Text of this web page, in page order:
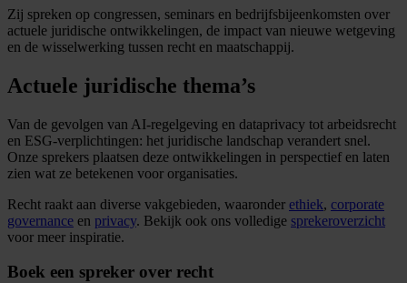
Zij spreken op congressen, seminars en bedrijfsbijeenkomsten over
actuele juridische ontwikkelingen, de impact van nieuwe wetgeving
en de wisselwerking tussen recht en maatschappij.
Actuele juridische thema’s
Van de gevolgen van AI-regelgeving en dataprivacy tot arbeidsrecht
en ESG-verplichtingen: het juridische landschap verandert snel.
Onze sprekers plaatsen deze ontwikkelingen in perspectief en laten
zien wat ze betekenen voor organisaties.
Recht raakt aan diverse vakgebieden, waaronder ethiek, corporate
governance en privacy. Bekijk ook ons volledige sprekeroverzicht
voor meer inspiratie.
Boek een spreker over recht